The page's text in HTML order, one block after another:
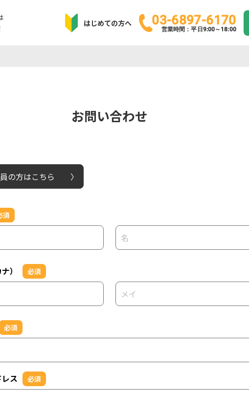
はじめての方へ 03-6897-6170
営業時間：平日9:00～18:00
お問い合わせ
の方はこちら
須
） 必須
必須
ス 必須